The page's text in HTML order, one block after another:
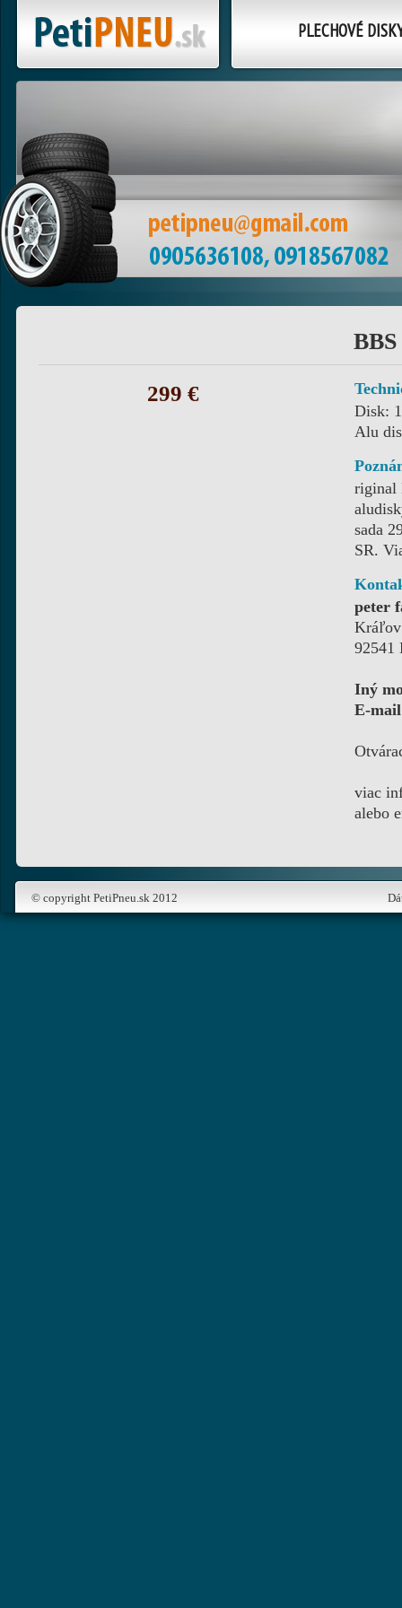
PLECHOVÉ
299 €
Disk:
Alu
riginal
sada
SR.
peter
92541
Iný
E-
viac
alebo
© copyright PetiPneu.sk 2012